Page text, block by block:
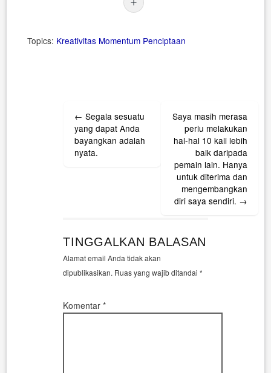
Topics: Kreativitas Momentum Penciptaan
navigation
← Segala sesuatu
yang dapat Anda
bayangkan adalah
nyata.
Saya masih merasa
perlu melakukan
hal-hal 10 kali lebih
baik daripada
pemain lain. Hanya
untuk diterima dan
mengembangkan
diri saya sendiri. →
TINGGALKAN BALASAN
Alamat email Anda tidak akan
dipublikasikan. Ruas yang wajib ditandai*
Komentar*